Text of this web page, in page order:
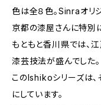
色は全８色。Sinraオリ
京都の漆屋さんに特別
もともと香川県では、
漆芸技法が盛んでした。
このIshikoシリーズは
にしています。